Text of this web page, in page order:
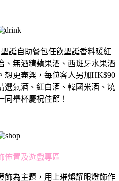
誕⾃助餐包任飲聖誕香料暖紅
、無酒精蘋果酒、⻄班牙⽔果酒
想更盡興，每位客⼈另加HK$90
選氣酒、紅⽩酒、韓國⽶酒、燒
同舉杯慶祝佳節！
佈置及遊戲專區
飾為主題，⽤上璀燦耀眼燈飾作